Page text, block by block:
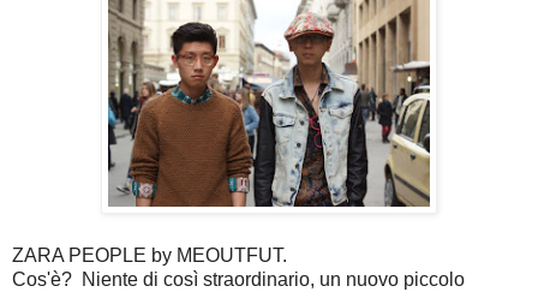
ZARA PEOPLE by MEOUTFUT.
Cos'è? Niente di così straordinario, un nuovo piccolo